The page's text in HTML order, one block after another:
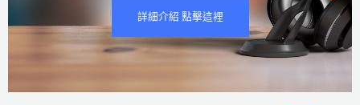
詳細介紹 點擊這裡